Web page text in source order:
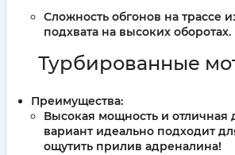
Сложность обгонов на трассе
подхвата на высоких оборотах.
Турбированные
Преимущества:
Высокая мощность и отличная
вариант идеально подходит
ощутить прилив адреналина!